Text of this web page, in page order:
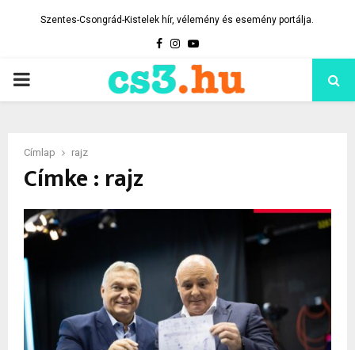
Szentes-Csongrád-Kistelek hír, vélemény és esemény portálja.
Facebook
Instagram
Youtube
PRIMARY
Címlap rajz
Címke : rajz